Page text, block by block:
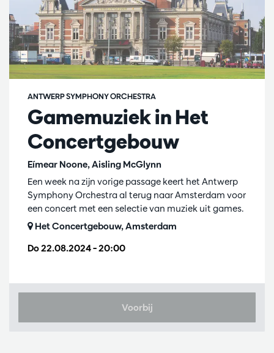
Gamemuziek in Het
Concertgebouw
Eímear Noone, Aisling McGlynn
ANTWERP SYMPHONY ORCHESTRA
Do 22.08.2024– 20:00
Een week na zijn vorige passage keert het Antwerp
Symphony Orchestra al terug naar Amsterdam voor
een concert met een selectie van muziek uit games.
Het Concertgebouw, Amsterdam
Voorbij